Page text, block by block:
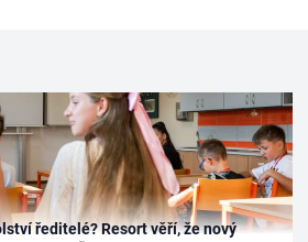
ředitelé? Resort věří, že nový